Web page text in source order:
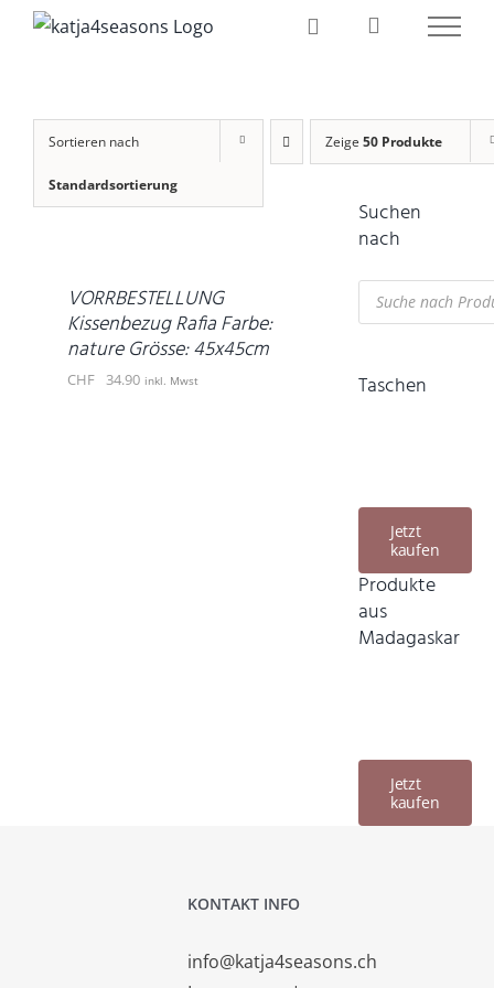
Zum
Sortieren nach
Standardsortierung
Zeige 50 Produkte
IN
DEN
VORRBESTELLUNG
Kissenbezug Rafia Farbe:
nature Grösse: 45x45cm
CHF 34.90 inkl. Mwst
Suchen
nach
Products
search
Taschen
Jetzt
kaufen
Produkte
aus
Madagaskar
Jetzt
kaufen
KONTAKT INFO
info@katja4seasons.ch